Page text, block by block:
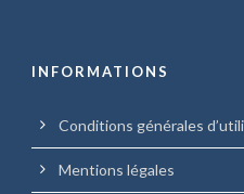
INFORMATIONS
Conditions générales
Mentions légales